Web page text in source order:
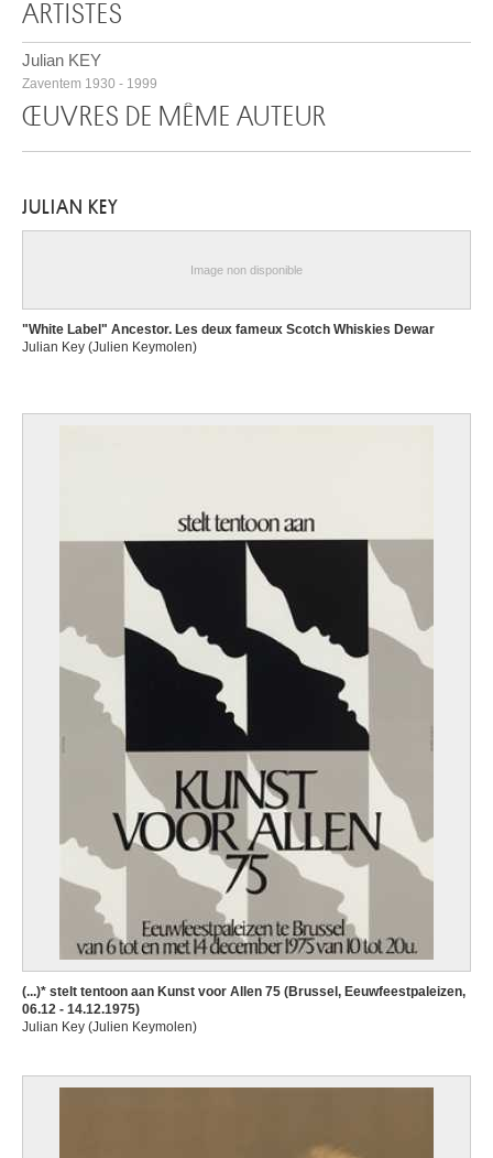
ARTISTES
Julian KEY
Zaventem 1930 - 1999
ŒUVRES DE MÊME AUTEUR
JULIAN KEY
Image non disponible
"White Label" Ancestor. Les deux fameux Scotch Whiskies Dewar
Julian Key (Julien Keymolen)
(...)* stelt tentoon aan Kunst voor Allen 75 (Brussel, Eeuwfeestpaleizen,
06.12 - 14.12.1975)
Julian Key (Julien Keymolen)